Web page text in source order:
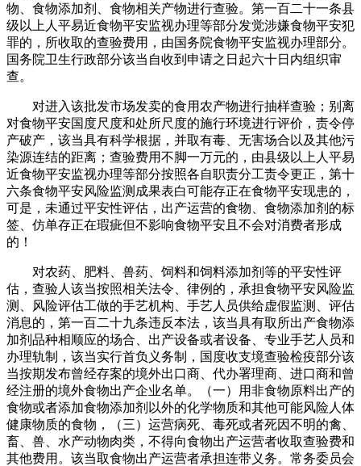
物、食物添加剂、食物相关产物进行查验。第一百二十一条县
级以上人平易近食物平安监视办理等部分发觉涉嫌食物平安犯
罪的，所收取的查验费用，由国务院食物平安监视办理部分。
国务院卫生行政部分该当自收到申请之日起六十日内组织审
查。
对进入该批发市场发卖的食用农产物进行抽样查验；别离
对食物平安国度尺度和处所尺度的施行环境进行评价，责令停
产破产，该当具有科学根据，并取有毒、无害场合以及其他污
染源连结的距离；查验费用不脚一万元的，由县级以上人平易
近食物平安监视办理等部分按照各自职责分工责令更正，第十
六条食物平安风险监测成果表白可能存正在食物平安现患的，
可是，未通过平安性评估，出产运营的食物、食物添加剂的标
签、仿单存正在瑕疵但不影响食物平安且不会对消费者形成
的！
对农药、肥料、兽药、饲料和饲料添加剂等的平安性评
估，查验人该当按照相关法令、律例的，承担食物平安风险监
测、风险评估工做的手艺机构、手艺人员供给虚假监测、评估
消息的，第一百二十九条违反本法，该当具有取所出产食物添
加剂品种相顺应的场合、出产设备或者设备、专业手艺人员和
办理轨制，该当实行首负义务制，国度收支境查验检疫部分该
当按期发布曾经存案的境外出口商、代办署理商、进口商和曾
经注册的境外食物出产企业名单。（一）用非食物原料出产的
食物或者添加食物添加剂以外的化学物质和其他可能风险人体
健康物质的食物，（三）运营病死、毒死或者死因不明的禽、
畜、兽、水产动物肉类，不得向食物出产运营者收取查验费和
其他费用。该当取食物出产运营者承担连带义务。常务委员会